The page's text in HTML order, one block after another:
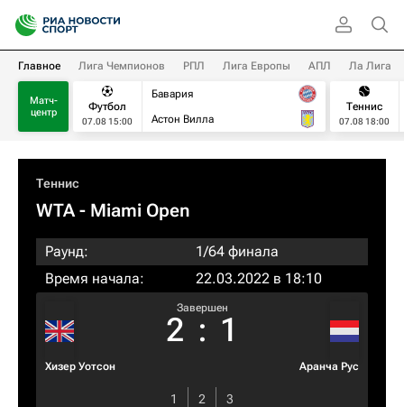
Главное Лига Чемпионов РПЛ Лига Европы АПЛ Ла Лига
Матч-
центр
Футбол
07.08 15:00
Бавария
Астон Вилла
Теннис
07.08 18:00
Теннис
WTA- Miami Open
Раунд:
1/64 финала
Время начала:
22.03.2022 в 18:10
Хизер Уотсон
Завершен
2 : 1
Аранча Рус
1 2
3